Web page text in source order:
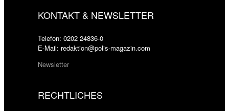
KONTAKT & NEWSLETTER
Telefon: 0202 24836-0
E-Mail: redaktion@polis-magazin.com
Newsletter
RECHTLICHES